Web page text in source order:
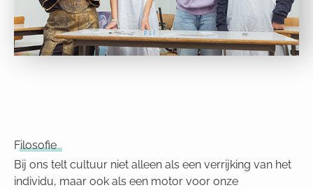
Filosofie
Bij ons telt cultuur niet alleen als een verrijking van het
individu, maar ook als een motor voor onze